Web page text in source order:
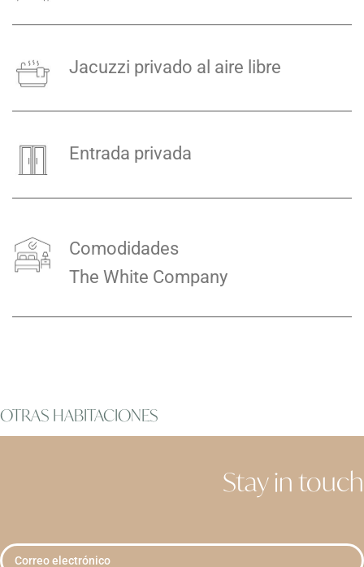
Jacuzzi privado al aire libre
Entrada privada
Comodidades
The White Company
OTRAS HABITACIONES
Stay in touch